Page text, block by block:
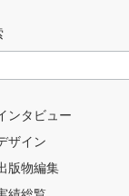
ンタビュー
ザイン
版物編集